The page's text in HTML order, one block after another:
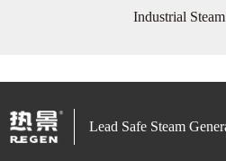
Industrial
Lead Safe Steam